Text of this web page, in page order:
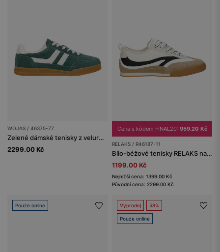
WOJAS / 46375-77
Zelené dámské tenisky z velurové useně
2299.00 Kč
Cena s kódem FINAL20: 959.20 Kč
RELAKS / R46187-11
Bílo-béžové tenisky RELAKS na ploché podrážce
1199.00 Kč
Nejnižší cena: 1399.00 Kč
Původní cena: 2299.00 Kč
Pouze online Výprodej 58%
Pouze online